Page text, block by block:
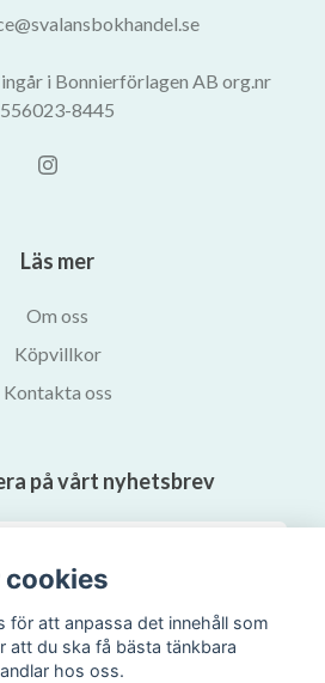
i Bonnierförlagen AB org.nr
556023-8445
Läs mer
Om oss
Köpvillkor
Kontakta oss
på vårt nyhetsbrev
cookies
för att anpassa det innehåll som
att du ska få bästa tänkbara
hos oss.